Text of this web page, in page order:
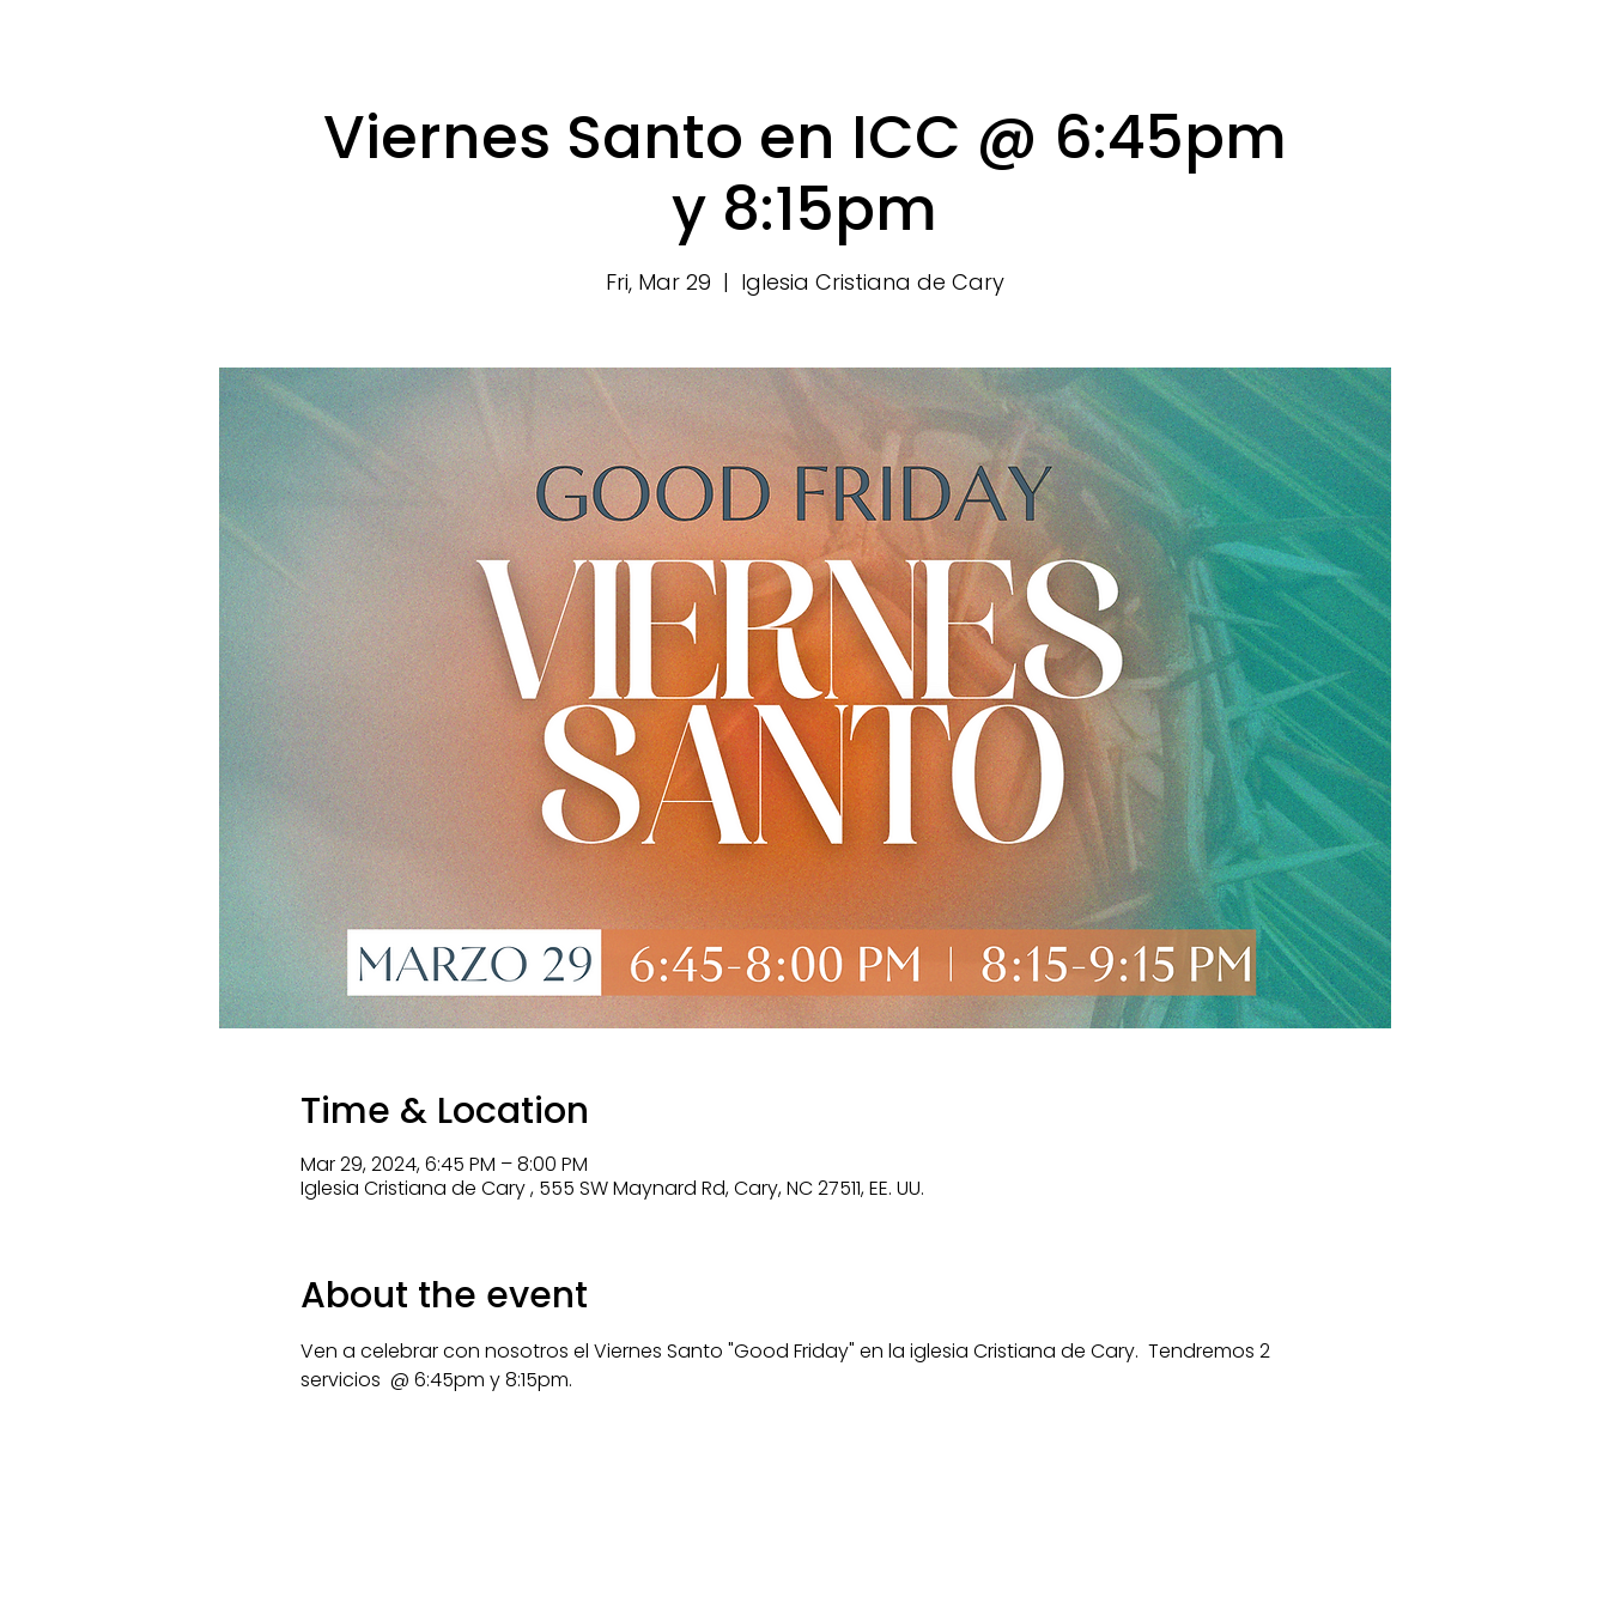
Viernes Santo en ICC @ 6:45pm
y 8:15pm
Fri, Mar 29
  |
Iglesia Cristiana de Cary
Time & Location
Mar 29, 2024, 6:45 PM – 8:00 PM
Iglesia Cristiana de Cary , 555 SW Maynard Rd, Cary, NC 27511, EE. UU.
About the event
Ven a celebrar con nosotros el Viernes Santo "Good Friday" en la iglesia Cristiana de Cary.  Tendremos 2
servicios  @ 6:45pm y 8:15pm.